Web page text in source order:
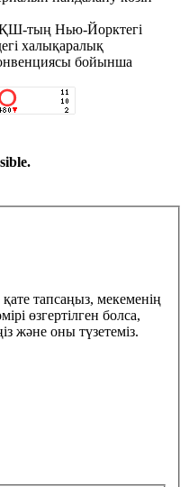
тың Нью-Йорктегі
халықаралық
бойынша
қате тапсаңыз, мекеменің
өзгертілген болса,
және оны түзетеміз.